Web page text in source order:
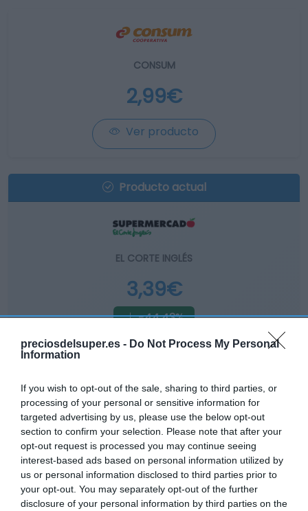
preciosdelsuper.es - Do Not Process My Personal
Information
If you wish to opt-out of the sale, sharing to third parties, or
processing of your personal or sensitive information for
targeted advertising by us, please use the below opt-out
section to confirm your selection. Please note that after your
opt-out request is processed you may continue seeing
interest-based ads based on personal information utilized by
us or personal information disclosed to third parties prior to
your opt-out. You may separately opt-out of the further
disclosure of your personal information by third parties on the
CONSUM
2,99€
Ver producto
Producto actual
EL CORTE INGLÉS
3,39€
-44,43%
Comprar
Detalles del producto
Categoría
Desayunos Dulces y pan